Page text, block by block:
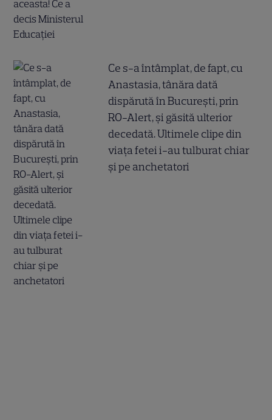
Ce s-a întâmplat, de fapt, cu
Anastasia, tânăra dată
dispărută în București, prin
RO-Alert, și găsită ulterior
decedată. Ultimele clipe din
viața fetei i-au tulburat chiar
și pe anchetatori